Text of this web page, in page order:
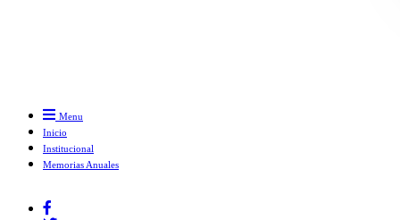
Menu
Inicio
Institucional
Memorias Anuales